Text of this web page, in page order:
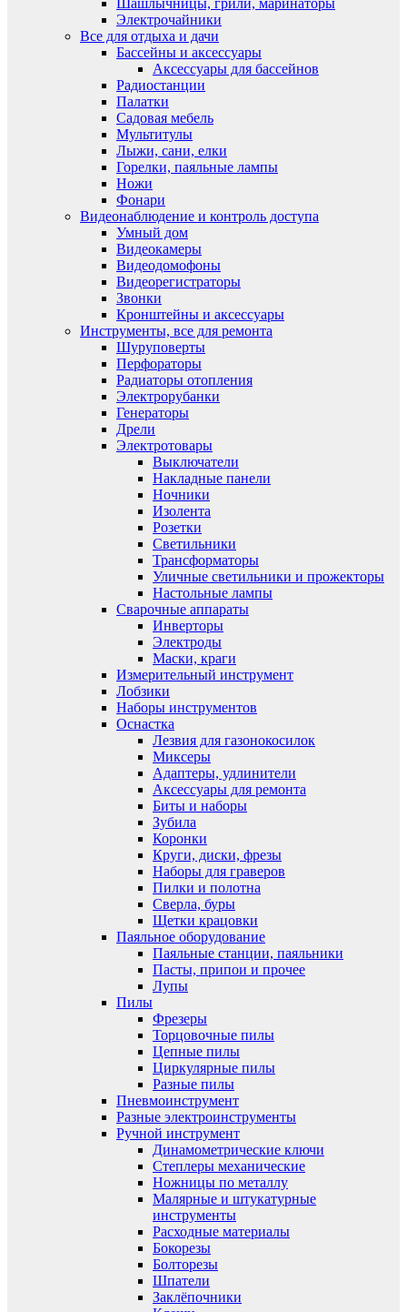
Шашлычницы, грили, маринаторы
Электрочайники
Все для отдыха и дачи
Бассейны и аксессуары
Аксессуары для бассейнов
Радиостанции
Палатки
Садовая мебель
Мультитулы
Лыжи, сани, елки
Горелки, паяльные лампы
Ножи
Фонари
Видеонаблюдение и контроль доступа
Умный дом
Видеокамеры
Видеодомофоны
Видеорегистраторы
Звонки
Кронштейны и аксессуары
Инструменты, все для ремонта
Шуруповерты
Перфораторы
Радиаторы отопления
Электрорубанки
Генераторы
Дрели
Электротовары
Выключатели
Накладные панели
Ночники
Изолента
Розетки
Светильники
Трансформаторы
Уличные светильники и прожекторы
Настольные лампы
Сварочные аппараты
Инверторы
Электроды
Маски, краги
Измерительный инструмент
Лобзики
Наборы инструментов
Оснастка
Лезвия для газонокосилок
Миксеры
Адаптеры, удлинители
Аксессуары для ремонта
Биты и наборы
Зубила
Коронки
Круги, диски, фрезы
Наборы для граверов
Пилки и полотна
Сверла, буры
Щетки крацовки
Паяльное оборудование
Паяльные станции, паяльники
Пасты, припои и прочее
Лупы
Пилы
Фрезеры
Торцовочные пилы
Цепные пилы
Циркулярные пилы
Разные пилы
Пневмоинструмент
Разные электроинструменты
Ручной инструмент
Динамометрические ключи
Степлеры механические
Ножницы по металлу
Малярные и штукатурные
инструменты
Расходные материалы
Бокорезы
Болторезы
Шпатели
Заклёпочники